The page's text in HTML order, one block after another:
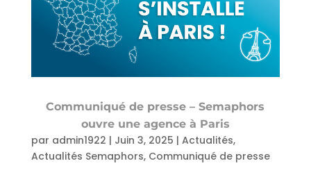
Communiqué de presse – Semaphors
ouvre une agence à Paris
par admin1922 | Juin 3, 2025 | Actualités,
Actualités Semaphors, Communiqué de presse